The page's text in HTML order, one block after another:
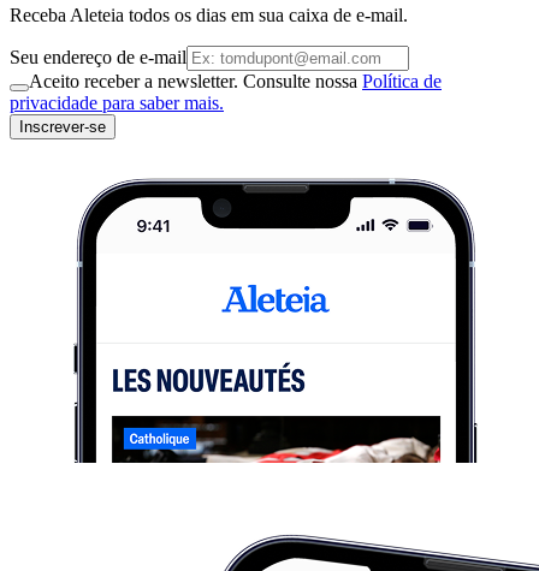
Receba Aleteia todos os dias em sua caixa de e-mail.
Seu endereço de e-mail
Aceito receber a newsletter. Consulte nossa Política de
privacidade para saber mais.
Inscrever-se